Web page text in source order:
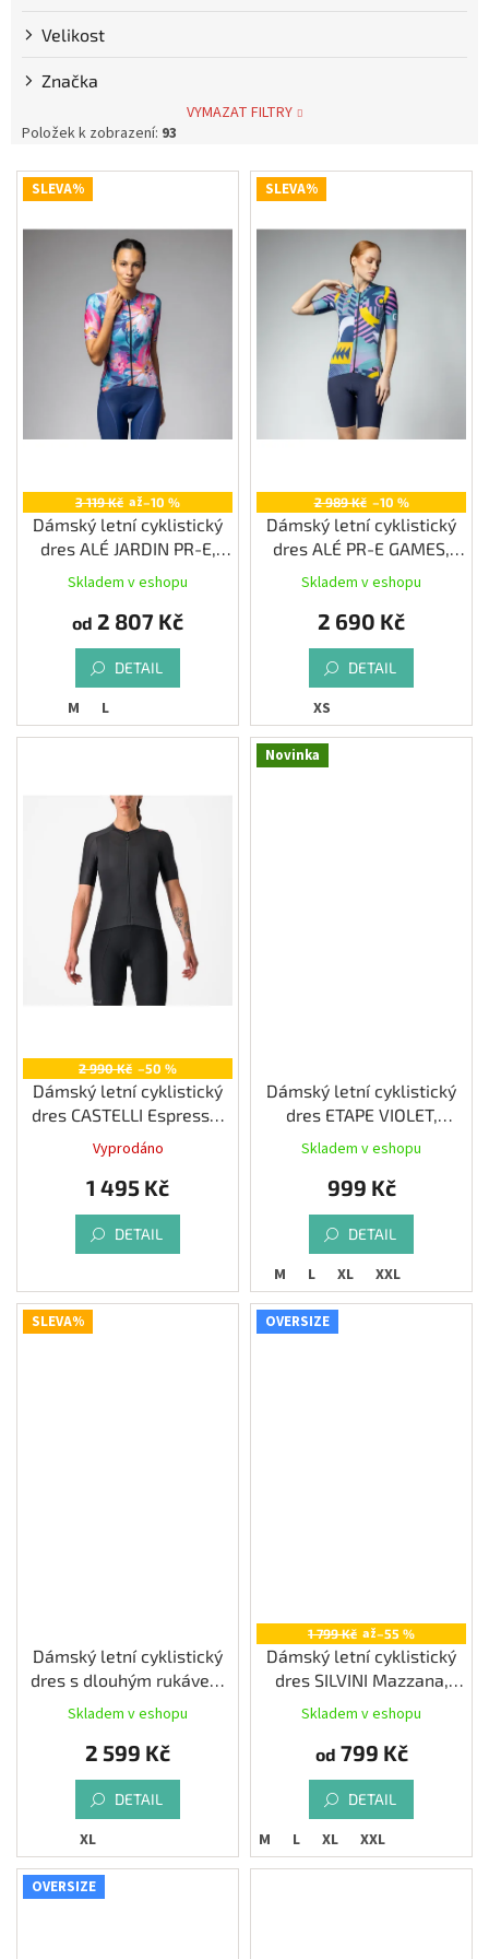
Měna
(CZK)
Velikost
Značka
VYMAZAT FILTRY
Položek k zobrazení: 93
V SLEVA%
3 119 Kč až–10 %
Dámský letní cyklistický
dres ALÉ JARDIN PR-E,
multicolor
Skladem v eshopu
od 2 807 Kč
DETAIL
M L
SLEVA%
2 989 Kč –10 %
Dámský letní cyklistický
dres ALÉ PR-E GAMES,
Skladem v eshopu
2 690 Kč
DETAIL
XS
2 990 Kč –50 %
Dámský letní cyklistický
dres CASTELLI Espresso,
light black
Vyprodáno
1 495 Kč
DETAIL
Novinka
Dámský letní cyklistický
dres ETAPE VIOLET,
růžová/černá
Skladem v eshopu
999 Kč
DETAIL
M L XL XXL
SLEVA%
Dámský letní cyklistický
dres s dlouhým rukávem
ALÉ COLOR BLOCK
PRAGMA, stone
Skladem v eshopu
2 599 Kč
DETAIL
XL
OVERSIZE
1 799 Kč až–55 %
Dámský letní cyklistický
dres SILVINI Mazzana,
navy-turquoise
Skladem v eshopu
od 799 Kč
DETAIL
M L XL XXL
OVERSIZE